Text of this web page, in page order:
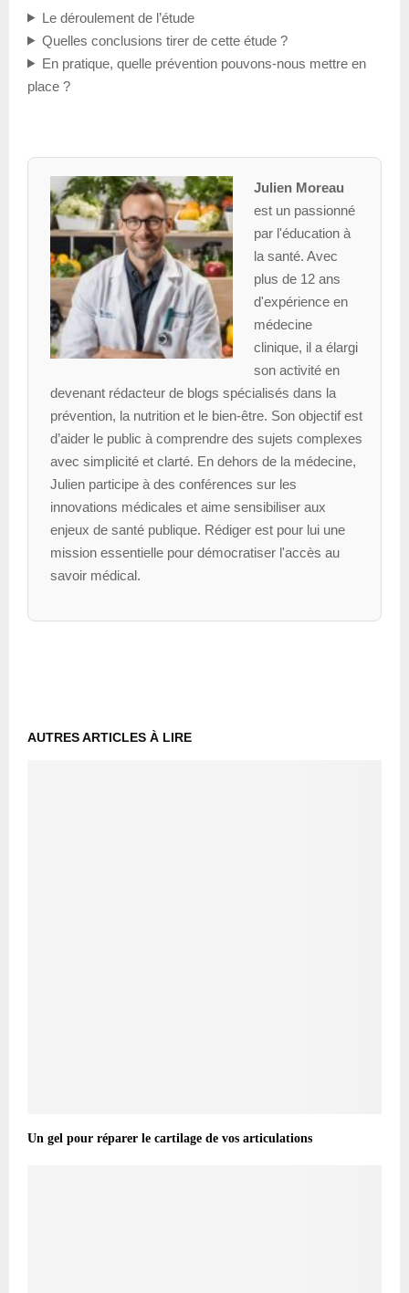
Le déroulement de l’étude
Quelles conclusions tirer de cette étude ?
En pratique, quelle prévention pouvons-nous mettre en
place ?
Julien Moreau
est un passionné
par l'éducation à
la santé. Avec
plus de 12 ans
d'expérience en
médecine
clinique, il a élargi
son activité en
devenant rédacteur de blogs spécialisés dans la
prévention, la nutrition et le bien-être. Son objectif est
d’aider le public à comprendre des sujets complexes
avec simplicité et clarté. En dehors de la médecine,
Julien participe à des conférences sur les
innovations médicales et aime sensibiliser aux
enjeux de santé publique. Rédiger est pour lui une
mission essentielle pour démocratiser l'accès au
savoir médical.
AUTRES ARTICLES À LIRE
Un gel pour réparer le cartilage de vos articulations